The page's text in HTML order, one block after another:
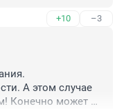
изобретение,
+10 –3
А этом случае
Конечно может